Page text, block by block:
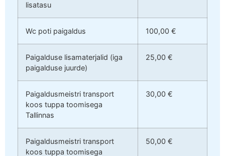
lisatasu
Wc poti paigaldus 100,00 €
Paigalduse lisamaterjalid (iga
paigalduse juurde)
25,00 €
Paigaldusmeistri transport
koos tuppa toomisega
Tallinnas
30,00 €
Paigaldusmeistri transport
koos tuppa toomisega
50,00 €